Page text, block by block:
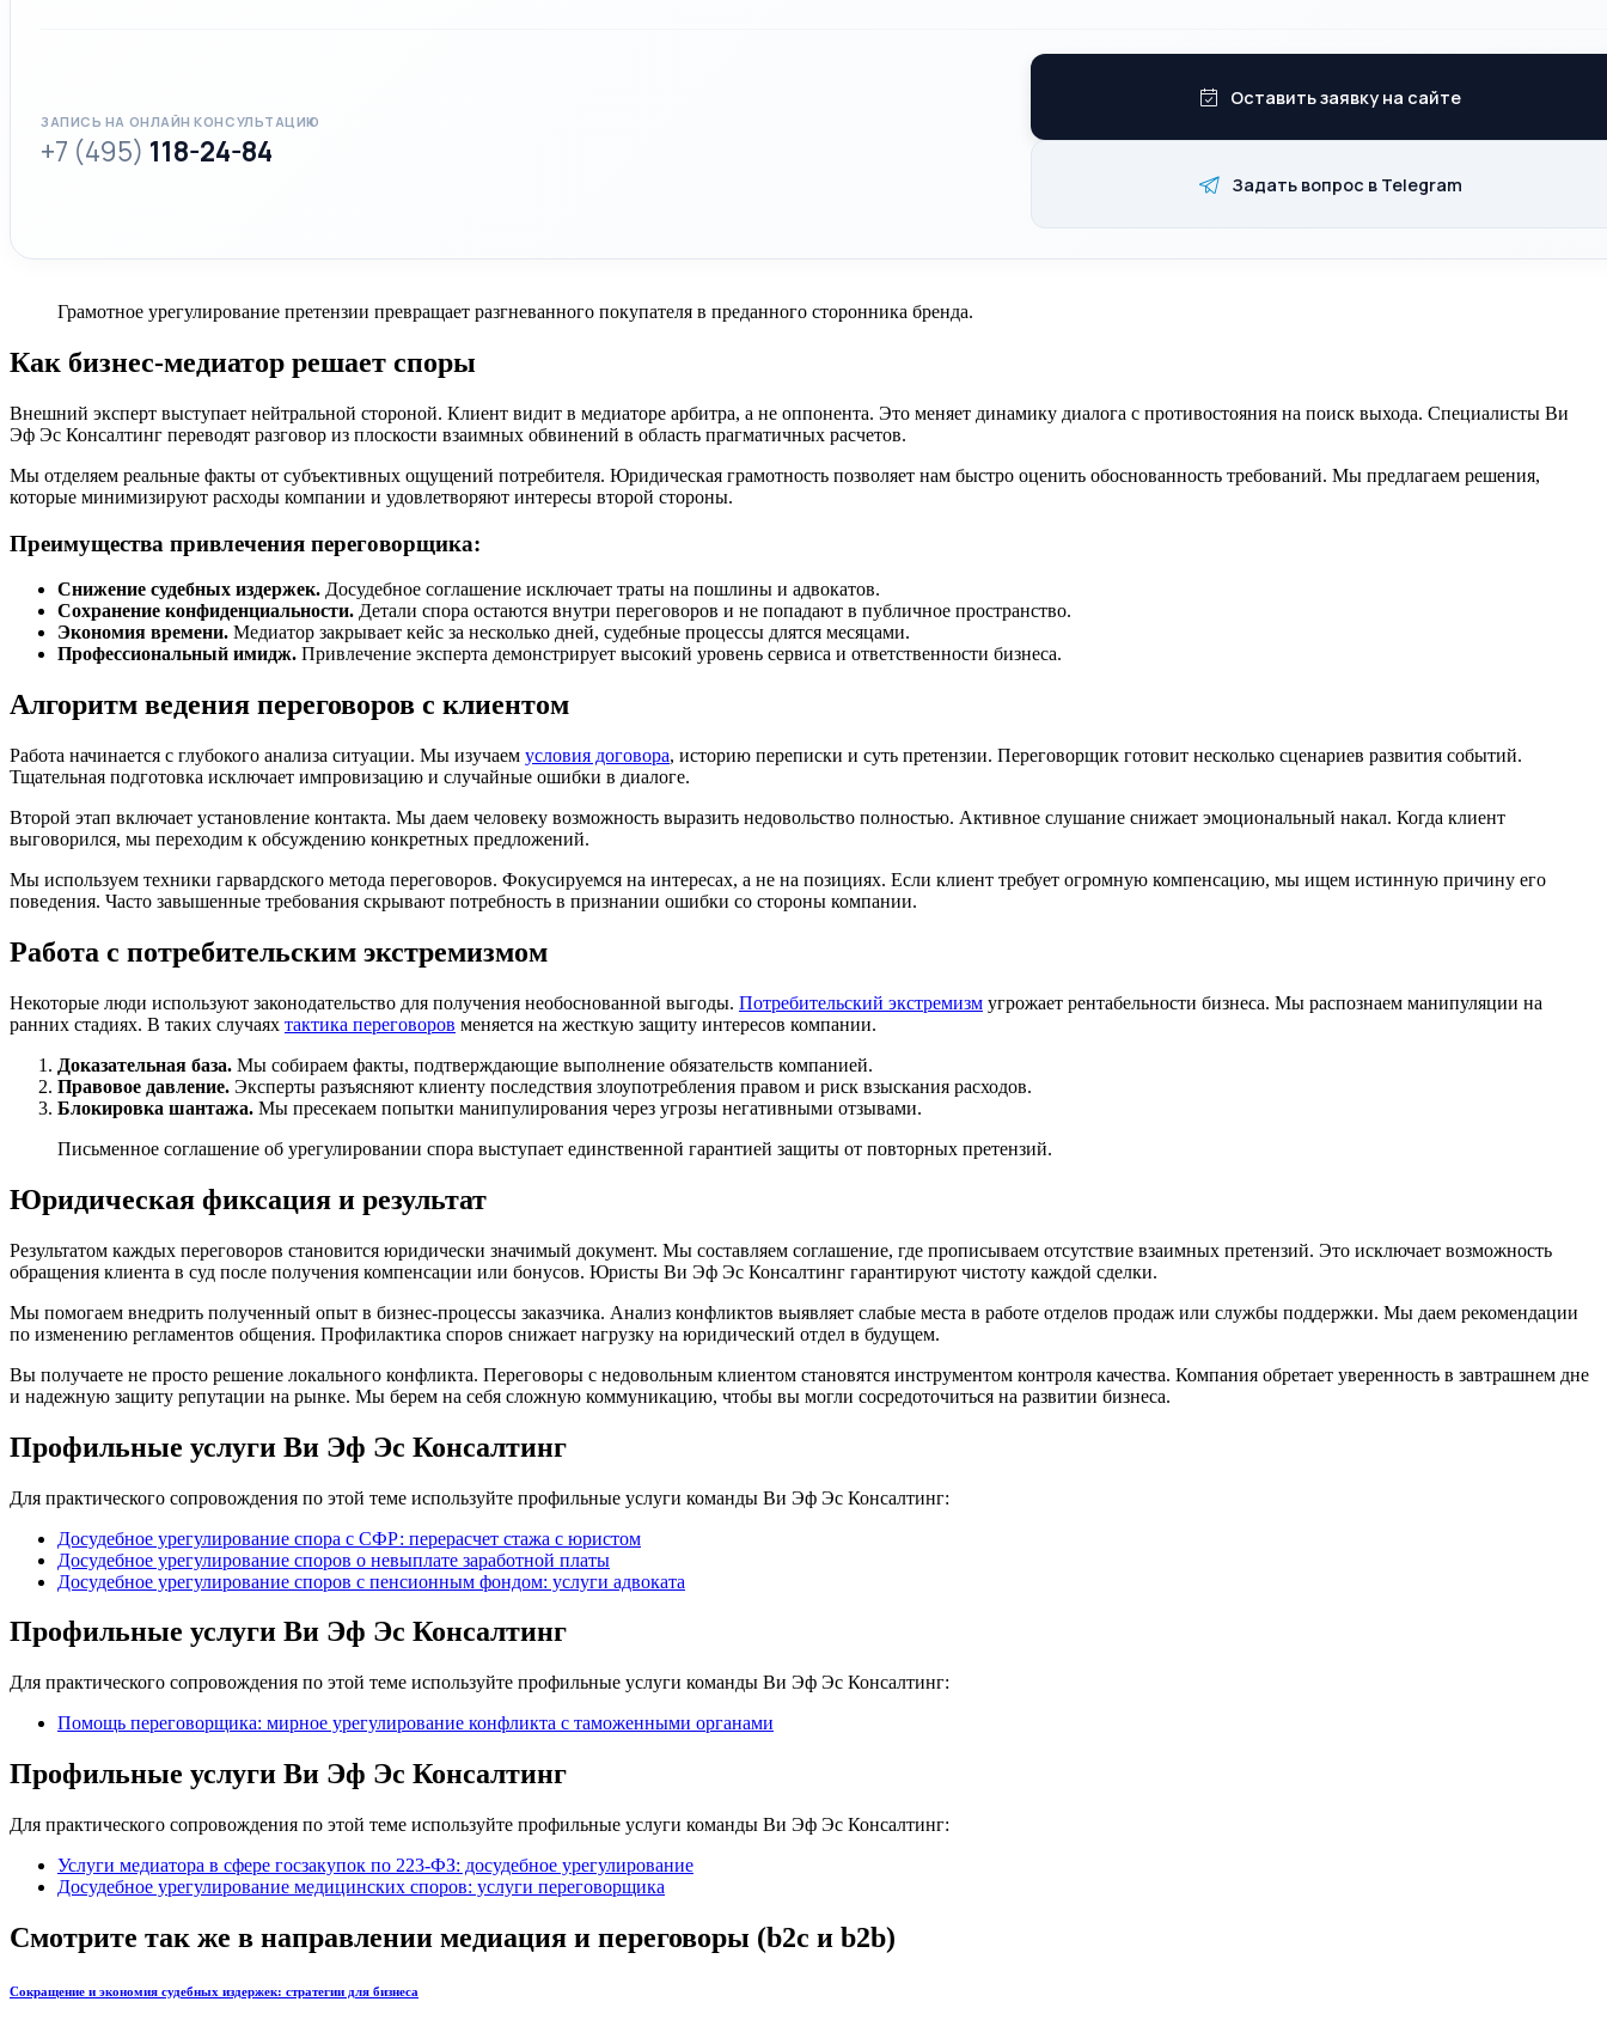
ЗАПИСЬ НА ОНЛАЙН КОНСУЛЬТАЦИЮ
+7 (495) 118-24-84
Оставить заявку на сайте
Задать вопрос в Telegram
Грамотное урегулирование претензии превращает разгневанного покупателя в преданного сторонника бренда.
Как бизнес-медиатор решает споры
Внешний эксперт выступает нейтральной стороной. Клиент видит в медиаторе арбитра, а не оппонента. Это меняет динамику диалога с противостояния на поиск выхода. Специалисты Ви
Эф Эс Консалтинг переводят разговор из плоскости взаимных обвинений в область прагматичных расчетов.
Мы отделяем реальные факты от субъективных ощущений потребителя. Юридическая грамотность позволяет нам быстро оценить обоснованность требований. Мы предлагаем решения,
которые минимизируют расходы компании и удовлетворяют интересы второй стороны.
Преимущества привлечения переговорщика:
Снижение судебных издержек. Досудебное соглашение исключает траты на пошлины и адвокатов.
Сохранение конфиденциальности. Детали спора остаются внутри переговоров и не попадают в публичное пространство.
Экономия времени. Медиатор закрывает кейс за несколько дней, судебные процессы длятся месяцами.
Профессиональный имидж. Привлечение эксперта демонстрирует высокий уровень сервиса и ответственности бизнеса.
Алгоритм ведения переговоров с клиентом
Работа начинается с глубокого анализа ситуации. Мы изучаем условия договора, историю переписки и суть претензии. Переговорщик готовит несколько сценариев развития событий.
Тщательная подготовка исключает импровизацию и случайные ошибки в диалоге.
Второй этап включает установление контакта. Мы даем человеку возможность выразить недовольство полностью. Активное слушание снижает эмоциональный накал. Когда клиент
выговорился, мы переходим к обсуждению конкретных предложений.
Мы используем техники гарвардского метода переговоров. Фокусируемся на интересах, а не на позициях. Если клиент требует огромную компенсацию, мы ищем истинную причину его
поведения. Часто завышенные требования скрывают потребность в признании ошибки со стороны компании.
Работа с потребительским экстремизмом
Некоторые люди используют законодательство для получения необоснованной выгоды. Потребительский экстремизм угрожает рентабельности бизнеса. Мы распознаем манипуляции на
ранних стадиях. В таких случаях тактика переговоров меняется на жесткую защиту интересов компании.
Доказательная база. Мы собираем факты, подтверждающие выполнение обязательств компанией.
Правовое давление. Эксперты разъясняют клиенту последствия злоупотребления правом и риск взыскания расходов.
Блокировка шантажа. Мы пресекаем попытки манипулирования через угрозы негативными отзывами.
Письменное соглашение об урегулировании спора выступает единственной гарантией защиты от повторных претензий.
Юридическая фиксация и результат
Результатом каждых переговоров становится юридически значимый документ. Мы составляем соглашение, где прописываем отсутствие взаимных претензий. Это исключает возможность
обращения клиента в суд после получения компенсации или бонусов. Юристы Ви Эф Эс Консалтинг гарантируют чистоту каждой сделки.
Мы помогаем внедрить полученный опыт в бизнес-процессы заказчика. Анализ конфликтов выявляет слабые места в работе отделов продаж или службы поддержки. Мы даем рекомендации
по изменению регламентов общения. Профилактика споров снижает нагрузку на юридический отдел в будущем.
Вы получаете не просто решение локального конфликта. Переговоры с недовольным клиентом становятся инструментом контроля качества. Компания обретает уверенность в завтрашнем дне
и надежную защиту репутации на рынке. Мы берем на себя сложную коммуникацию, чтобы вы могли сосредоточиться на развитии бизнеса.
Профильные услуги Ви Эф Эс Консалтинг
Для практического сопровождения по этой теме используйте профильные услуги команды Ви Эф Эс Консалтинг:
Досудебное урегулирование спора с СФР: перерасчет стажа с юристом
Досудебное урегулирование споров о невыплате заработной платы
Досудебное урегулирование споров с пенсионным фондом: услуги адвоката
Профильные услуги Ви Эф Эс Консалтинг
Для практического сопровождения по этой теме используйте профильные услуги команды Ви Эф Эс Консалтинг:
Помощь переговорщика: мирное урегулирование конфликта с таможенными органами
Профильные услуги Ви Эф Эс Консалтинг
Для практического сопровождения по этой теме используйте профильные услуги команды Ви Эф Эс Консалтинг:
Услуги медиатора в сфере госзакупок по 223-ФЗ: досудебное урегулирование
Досудебное урегулирование медицинских споров: услуги переговорщика
Смотрите так же в направлении медиация и переговоры (b2c и b2b)
Сокращение и экономия судебных издержек: стратегии для бизнеса